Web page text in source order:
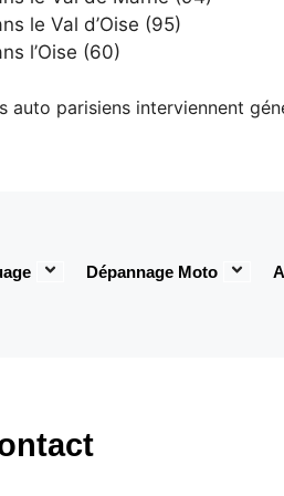
le Val d’Oise (95)
l’Oise (60)
auto parisiens interviennent
Dépannage Moto